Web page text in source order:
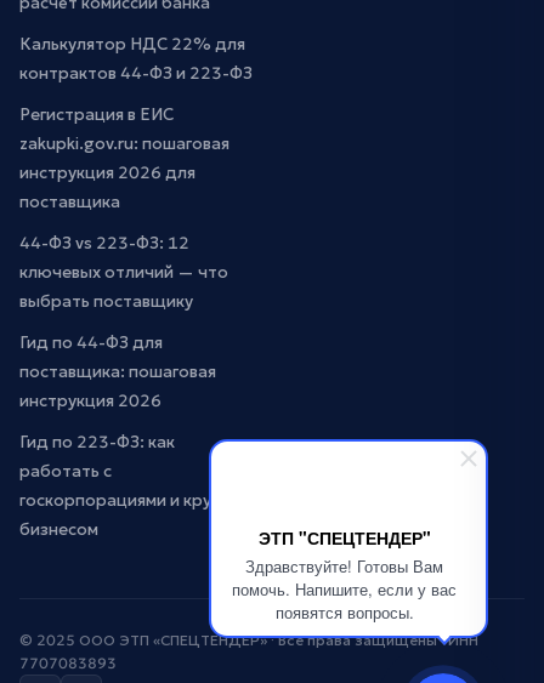
ЭТП "СПЕЦТЕНДЕР"
Здравствуйте! Готовы Вам
помочь. Напишите, если у вас
появятся вопросы.
Калькулятор НДС 22% для
контрактов 44-ФЗ и 223-ФЗ
Регистрация в ЕИС
zakupki.gov.ru: пошаговая
инструкция 2026 для
поставщика
44-ФЗ vs 223-ФЗ: 12
ключевых отличий — что
выбрать поставщику
Гид по 44-ФЗ для
поставщика: пошаговая
инструкция 2026
Гид по 223-ФЗ: как
работать с
госкорпорациями и крупным
бизнесом
© 2025 ООО ЭТП «СПЕЦТЕНДЕР» · Все права защищены · ИНН
7707083893